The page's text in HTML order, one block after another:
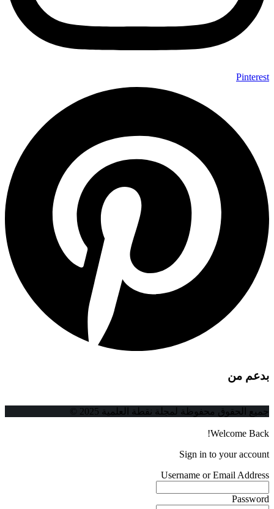
Pinterest
بدعم من
جميع الحقوق محفوظة لمجلة نقطة العلمية 2025 ©
Welcome Back!
Sign in to your account
Username or Email Address
Password